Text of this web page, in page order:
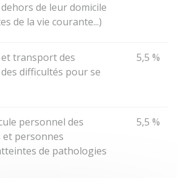
de leur domicile
de la vie courante...)
transport des
difficultés pour se
5,5 %
personnel des
et personnes
de pathologies
5,5 %